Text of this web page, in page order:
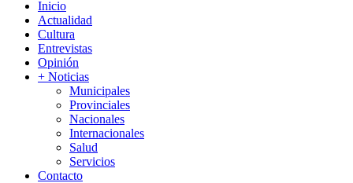
Inicio
Actualidad
Cultura
Entrevistas
Opinión
+ Noticias
Municipales
Provinciales
Nacionales
Internacionales
Salud
Servicios
Contacto